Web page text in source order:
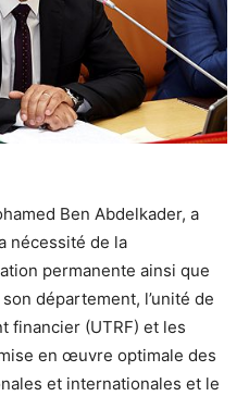
Ben Abdelkader, a
nécessité de la
permanente ainsi que
département, l’unité de
financier (UTRF) et les
en œuvre optimale des
et internationales et le